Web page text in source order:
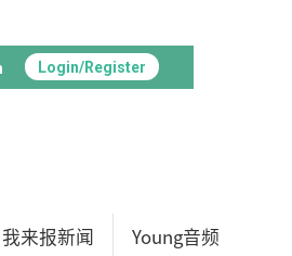
Login/Register
我来报新闻 Young音频